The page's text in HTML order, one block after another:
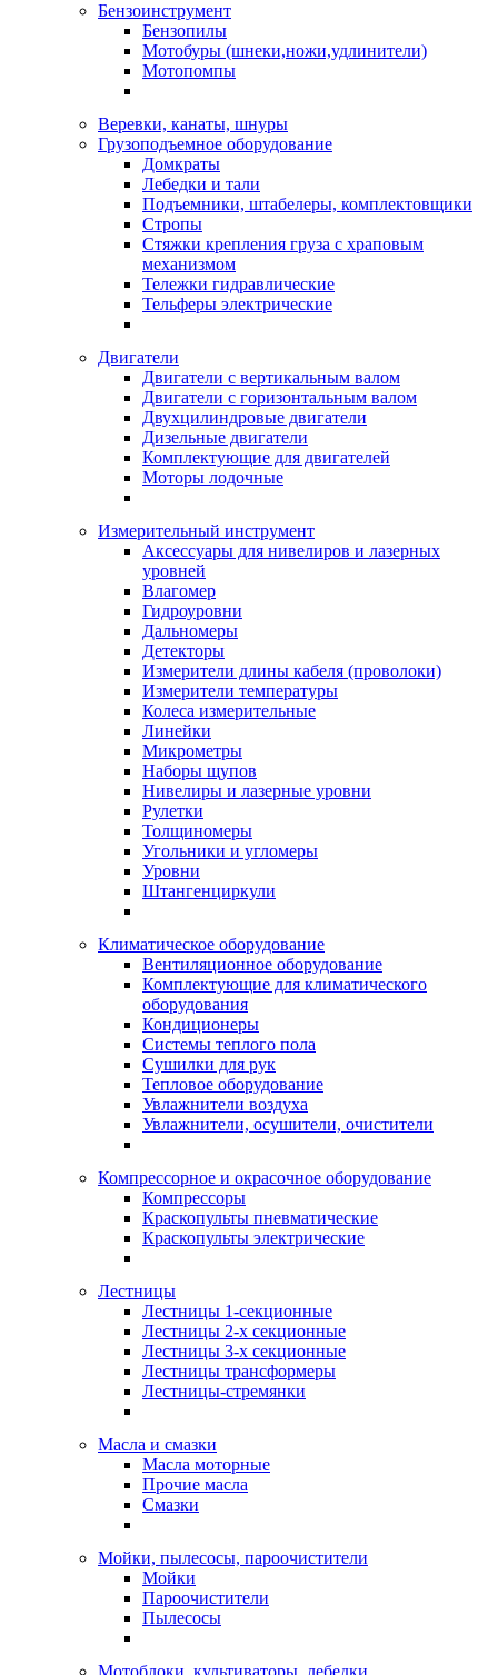
Бензоинструмент
Бензопилы
Мотобуры (шнеки,ножи,удлинители)
Мотопомпы
Веревки, канаты, шнуры
Грузоподъемное оборудование
Домкраты
Лебедки и тали
Подъемники, штабелеры, комплектовщики
Стропы
Стяжки крепления груза с храповым
механизмом
Тележки гидравлические
Тельферы электрические
Двигатели
Двигатели с вертикальным валом
Двигатели с горизонтальным валом
Двухцилиндровые двигатели
Дизельные двигатели
Комплектующие для двигателей
Моторы лодочные
Измерительный инструмент
Аксессуары для нивелиров и лазерных
уровней
Влагомер
Гидроуровни
Дальномеры
Детекторы
Измерители длины кабеля (проволоки)
Измерители температуры
Колеса измерительные
Линейки
Микрометры
Наборы щупов
Нивелиры и лазерные уровни
Рулетки
Толщиномеры
Угольники и угломеры
Уровни
Штангенциркули
Климатическое оборудование
Вентиляционное оборудование
Комплектующие для климатического
оборудования
Кондиционеры
Системы теплого пола
Сушилки для рук
Тепловое оборудование
Увлажнители воздуха
Увлажнители, осушители, очистители
Компрессорное и окрасочное оборудование
Компрессоры
Краскопульты пневматические
Краскопульты электрические
Лестницы
Лестницы 1-секционные
Лестницы 2-х секционные
Лестницы 3-х секционные
Лестницы трансформеры
Лестницы-стремянки
Масла и смазки
Масла моторные
Прочие масла
Смазки
Мойки, пылесосы, пароочистители
Мойки
Пароочистители
Пылесосы
Мотоблоки, культиваторы, лебедки